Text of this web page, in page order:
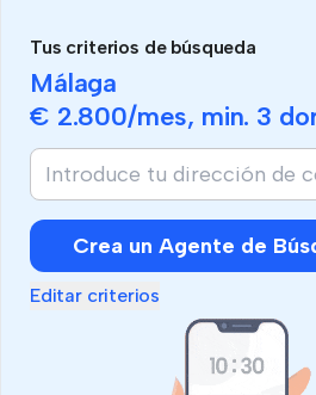
Tus criterios de búsqueda
Málaga
€ 2.800/mes, min. 3
Crea un Agente de
Editar criterios